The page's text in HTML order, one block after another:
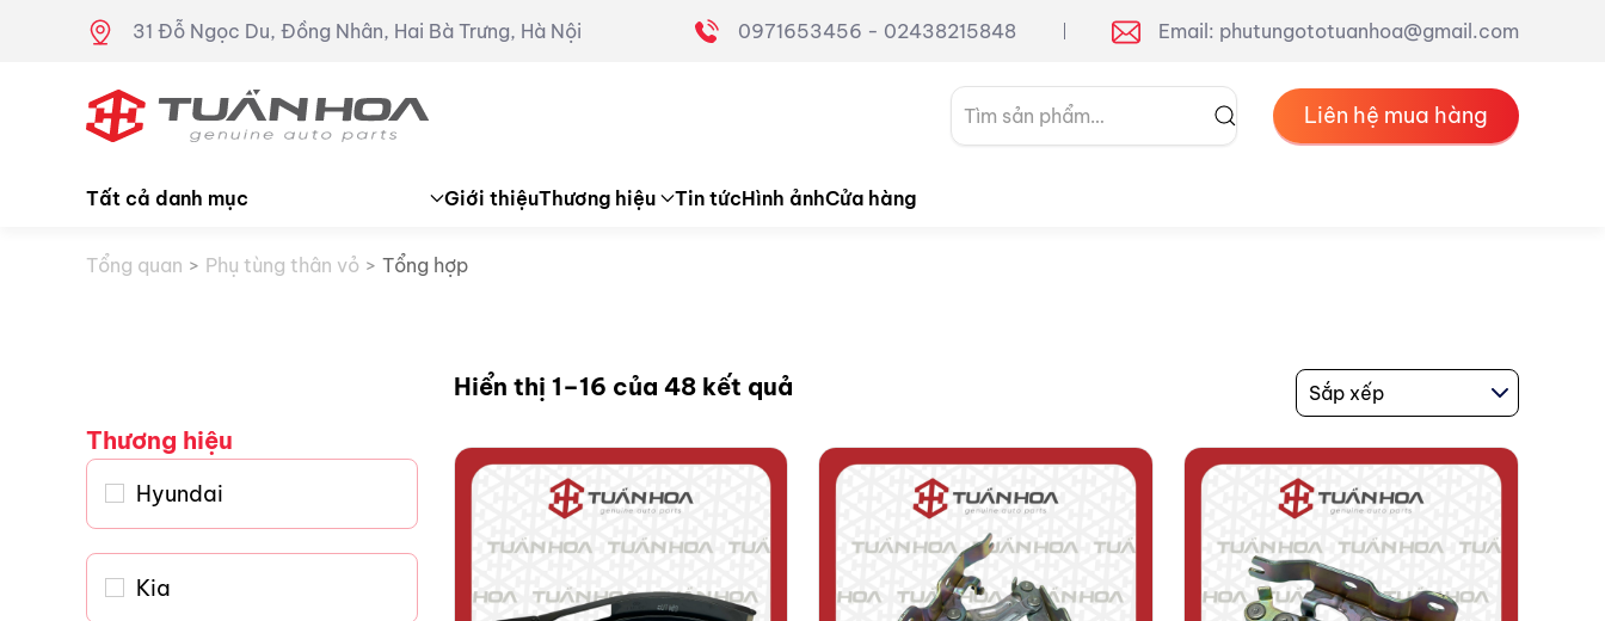
31 Đỗ Ngọc Du, Đồng Nhân, Hai Bà Trưng, Hà Nội 0971653456 - 02438215848 Email: phutungototuanhoa@gmail.com
Tìm
kiếm:
Liên hệ mua hàng
Tất cả danh mục Giới thiệuThương hiệu Tin tứcHình ảnhCửa hàng
Tổng quan Phụ tùng thân vỏ Tổng hợp
Thương hiệu
Hyundai
Kia
Hiển thị 1–16 của 48 kết quả